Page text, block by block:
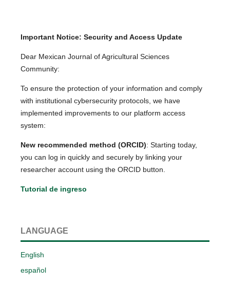
Important Notice: Security and Access Update
Dear Mexican Journal of Agricultural Sciences
Community:
To ensure the protection of your information and comply
with institutional cybersecurity protocols, we have
implemented improvements to our platform access
system:
New recommended method (ORCID): Starting today,
you can log in quickly and securely by linking your
researcher account using the ORCID button.
Tutorial de ingreso
LANGUAGE
English
español